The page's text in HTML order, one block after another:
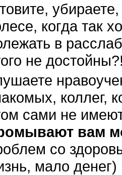
когда так
в
не
коллег,
сами не
вам
со
мало денег)